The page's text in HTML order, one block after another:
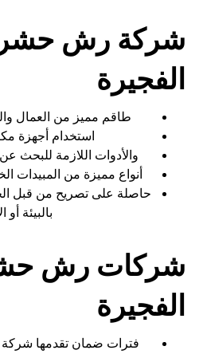
شركة رش
الفجيرة
طاقم مميز من العمال
استخدام أجهزة
والأدوات اللازمة للبحث
أنواع مميزة من المبيدات
حاصلة على تصريح من قبل
بالبيئة أو
شركات رش
الفجيرة
فترات ضمان تقدمها